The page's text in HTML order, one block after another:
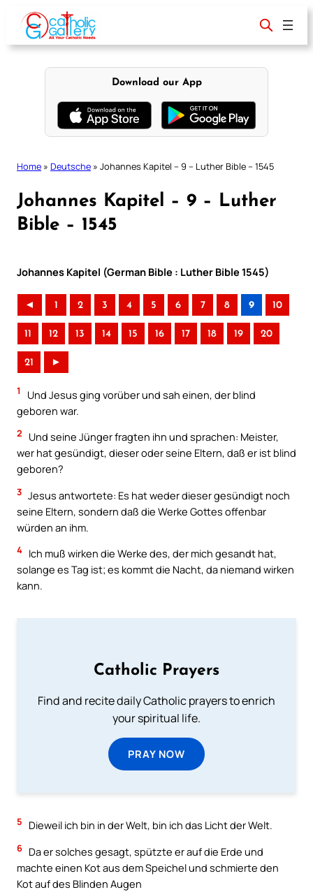
content
Download our App
Home » Deutsche » Johannes Kapitel – 9 – Luther Bible – 1545
Johannes Kapitel – 9 – Luther
Bible – 1545
Johannes Kapitel (German Bible : Luther Bible 1545)
◄ 1 2 3 4 5 6 7 8 9 10
11 12 13 14 15 16 17 18 19 20
21 ►
1
Und Jesus ging vorüber und sah einen, der blind
geboren war.
2
Und seine Jünger fragten ihn und sprachen: Meister,
wer hat gesündigt, dieser oder seine Eltern, daß er ist blind
geboren?
3 Jesus antwortete: Es hat weder dieser gesündigt noch
seine Eltern, sondern daß die Werke Gottes offenbar
würden an ihm.
4 Ich muß wirken die Werke des, der mich gesandt hat,
solange es Tag ist; es kommt die Nacht, da niemand wirken
kann.
Catholic Prayers
Find and recite daily Catholic prayers to enrich
your spiritual life.
PRAY NOW
5 Dieweil ich bin in der Welt, bin ich das Licht der Welt.
6 Da er solches gesagt, spützte er auf die Erde und
machte einen Kot aus dem Speichel und schmierte den
Kot auf des Blinden Augen